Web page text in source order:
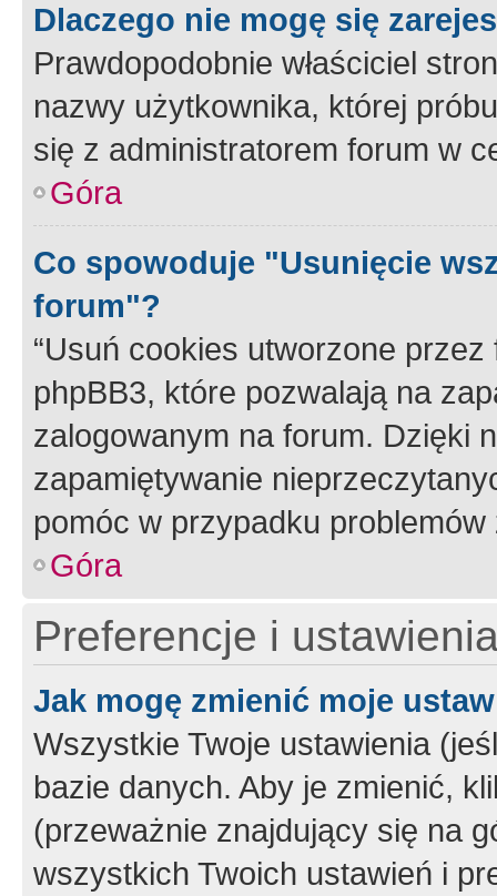
Dlaczego nie mogę się
Prawdopodobnie właściciel
nazwy użytkownika, której
się z administratorem forum w
Góra
Co spowoduje "Usunięcie
forum"?
“Usuń cookies utworzone
phpBB3, które pozwalają na
zalogowanym na forum. Dzięki
zapamiętywanie
pomóc w przypadku
Góra
Preferencje i
Jak mogę zmienić moje
Wszystkie Twoje ustawienia
bazie danych. Aby je zmienić,
(przeważnie znajdujący się na
wszystkich Twoich ustawień i